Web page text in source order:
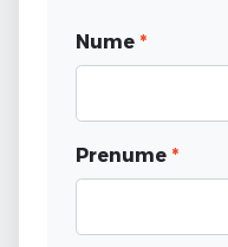
Nume *
Prenume *